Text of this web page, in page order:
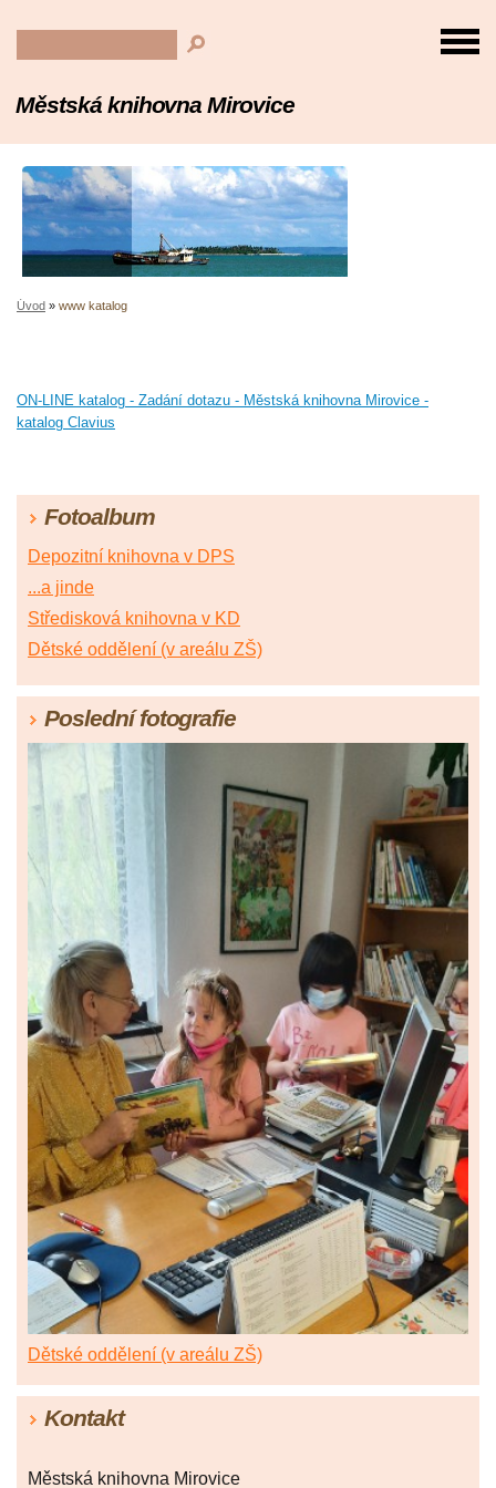
Městská knihovna Mirovice
Úvod » www katalog
ON-LINE katalog - Zadání dotazu - Městská knihovna Mirovice -
katalog Clavius
Fotoalbum
Depozitní knihovna v DPS
...a jinde
Středisková knihovna v KD
Dětské oddělení (v areálu ZŠ)
Poslední fotografie
Dětské oddělení (v areálu ZŠ)
Kontakt
Městská knihovna Mirovice